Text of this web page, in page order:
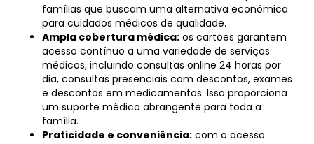
famílias que buscam uma alternativa econômica
para cuidados médicos de qualidade.
Ampla cobertura médica: os cartões garantem
acesso contínuo a uma variedade de serviços
médicos, incluindo consultas online 24 horas por
dia, consultas presenciais com descontos, exames
e descontos em medicamentos. Isso proporciona
um suporte médico abrangente para toda a
família.
Praticidade e conveniência: com o acesso